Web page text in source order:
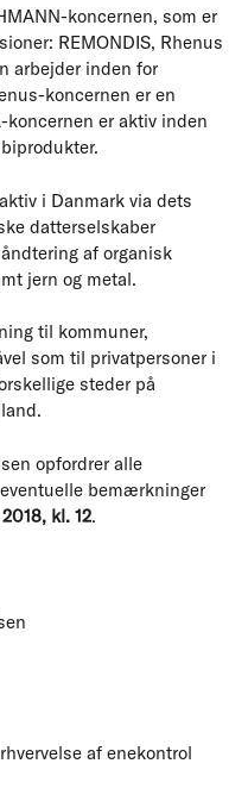
koncernen, som er
REMONDIS, Rhenus
arbejder inden for
koncernen er en
koncernen er aktiv inden
i Danmark via dets
datterselskaber
af organisk
jern og metal.
til kommuner,
som til privatpersoner i
steder på
opfordrer alle
bemærkninger
kl. 12.
af enekontrol